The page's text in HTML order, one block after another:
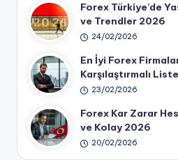
Forex Türkiye’de
ve Trendler 2026
24/02/2026
En İyi Forex
Karşılaştırmalı Liste
23/02/2026
Forex Kar Zarar
ve Kolay 2026
20/02/2026